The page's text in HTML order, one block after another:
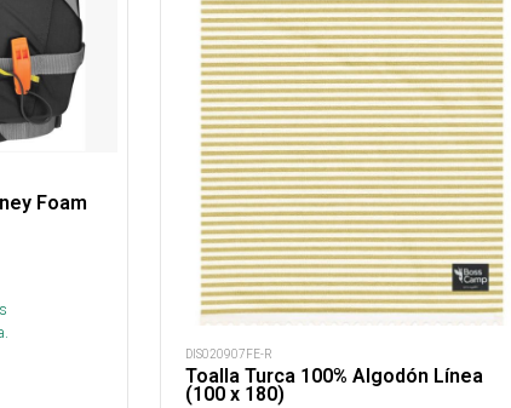
Foam
DIS020907FE-R
Toalla Turca 100% Algodón Línea
(100 x 180)